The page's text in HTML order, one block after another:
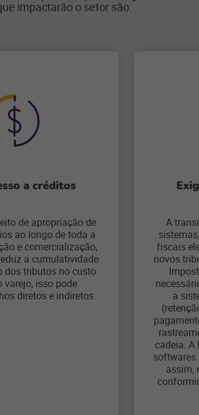
impactarão o setor são:
a créditos
de apropriação de
ao longo de toda a
e comercialização,
a cumulatividade
dos tributos no custo
varejo, isso pode
diretos e indiretos.
A
fiscais
novos
a
cadeia.
softwares
assim,